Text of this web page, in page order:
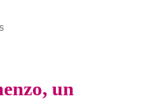
un